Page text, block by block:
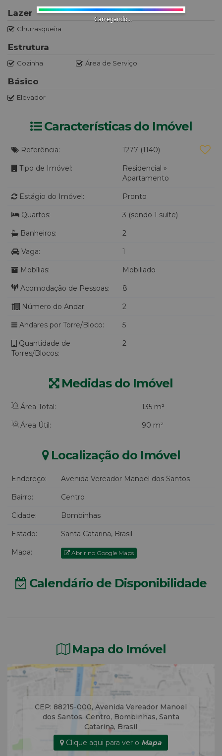
Lazer
Churrasqueira
Estrutura
Cozinha Área de Serviço
Básico
Elevador
Características do Imóvel
Referência: 1277 (1140)
Tipo de Imóvel: Residencial »
Apartamento
Estágio do Imóvel: Pronto
Quartos: 3 (sendo 1 suíte)
Banheiros: 2
Vaga: 1
Mobílias: Mobiliado
Acomodação de Pessoas: 8
Número do Andar: 2
Andares por Torre/Bloco: 5
Quantidade de
Torres/Blocos:
2
Medidas do Imóvel
Área Total: 135 m²
Área Útil: 90 m²
Localização do Imóvel
Endereço: Avenida Vereador Manoel dos Santos
Bairro: Centro
Cidade: Bombinhas
Estado: Santa Catarina, Brasil
Mapa: Abrir no Google Maps
Calendário de Disponibilidade
Mapa do Imóvel
CEP: 88215-000,Avenida Vereador Manoel
dos Santos, Centro, Bombinhas, Santa
Catarina, Brasil
Clique aqui para ver o Mapa
Carregando...